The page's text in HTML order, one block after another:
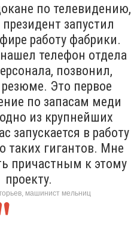
по телевидению,
запустил
работу фабрики.
телефон отдела
позвонил,
Это первое
по запасам меди
из крупнейших
запускается в работу
таких гигантов. Мне
причастным к этому
проекту.
машинист мельниц